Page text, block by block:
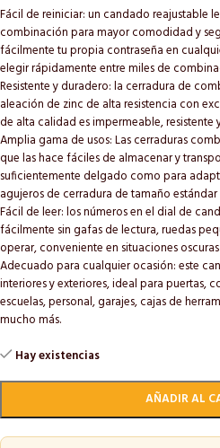
Fácil de reiniciar: un candado reajustable
combinación para mayor comodidad y
fácilmente tu propia contraseña en
elegir rápidamente entre miles de
Resistente y duradero: la cerradura de
aleación de zinc de alta resistencia con
de alta calidad es impermeable,
Amplia gama de usos: Las cerraduras
que las hace fáciles de almacenar y
suficientemente delgado como para
agujeros de cerradura de tamaño estándar
Fácil de leer: los números en el dial de
fácilmente sin gafas de lectura, ruedas
operar, conveniente en situaciones
Adecuado para cualquier ocasión: este
interiores y exteriores, ideal para puertas,
escuelas, personal, garajes, cajas de
mucho más.
Hay existencias
AÑADIR AL